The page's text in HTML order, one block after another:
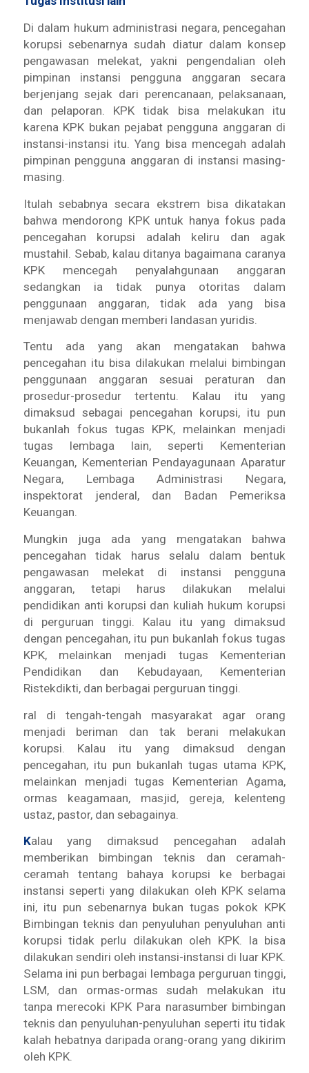
Di dalam hukum administrasi negara, pencegahan
korupsi sebenarnya sudah diatur dalam konsep
pengawasan melekat, yakni pengendalian oleh
pimpinan instansi pengguna anggaran secara
berjenjang sejak dari perencanaan, pelaksanaan,
dan pelaporan. KPK tidak bisa melakukan itu
karena KPK bukan pejabat pengguna anggaran di
instansi-instansi itu. Yang bisa mencegah adalah
pimpinan pengguna anggaran di instansi masing-
masing.
Itulah sebabnya secara ekstrem bisa dikatakan
bahwa mendorong KPK untuk hanya fokus pada
pencegahan korupsi adalah keliru dan agak
mustahil. Sebab, kalau ditanya bagaimana caranya
KPK mencegah penyalahgunaan anggaran
sedangkan ia tidak punya otoritas dalam
penggunaan anggaran, tidak ada yang bisa
menjawab dengan memberi landasan yuridis.
Tentu ada yang akan mengatakan bahwa
pencegahan itu bisa dilakukan melalui bimbingan
penggunaan anggaran sesuai peraturan dan
prosedur-prosedur tertentu. Kalau itu yang
dimaksud sebagai pencegahan korupsi, itu pun
bukanlah fokus tugas KPK, melainkan menjadi
tugas lembaga lain, seperti Kementerian
Keuangan, Kementerian Pendayagunaan Aparatur
Negara, Lembaga Administrasi Negara,
inspektorat jenderal, dan Badan Pemeriksa
Keuangan.
Mungkin juga ada yang mengatakan bahwa
pencegahan tidak harus selalu dalam bentuk
pengawasan melekat di instansi pengguna
anggaran, tetapi harus dilakukan melalui
pendidikan anti korupsi dan kuliah hukum korupsi
di perguruan tinggi. Kalau itu yang dimaksud
dengan pencegahan, itu pun bukanlah fokus tugas
KPK, melainkan menjadi tugas Kementerian
Pendidikan dan Kebudayaan, Kementerian
Ristekdikti, dan berbagai perguruan tinggi.
ral di tengah-tengah masyarakat agar orang
menjadi beriman dan tak berani melakukan
korupsi. Kalau itu yang dimaksud dengan
pencegahan, itu pun bukanlah tugas utama KPK,
melainkan menjadi tugas Kementerian Agama,
ormas keagamaan, masjid, gereja, kelenteng
ustaz, pastor, dan sebagainya.
Kalau yang dimaksud pencegahan adalah
memberikan bimbingan teknis dan ceramah-
ceramah tentang bahaya korupsi ke berbagai
instansi seperti yang dilakukan oleh KPK selama
ini, itu pun sebenarnya bukan tugas pokok KPK
Bimbingan teknis dan penyuluhan penyuluhan anti
korupsi tidak perlu dilakukan oleh KPK. Ia bisa
dilakukan sendiri oleh instansi-instansi di luar KPK.
Selama ini pun berbagai lembaga perguruan tinggi,
LSM, dan ormas-ormas sudah melakukan itu
tanpa merecoki KPK Para narasumber bimbingan
teknis dan penyuluhan-penyuluhan seperti itu tidak
kalah hebatnya daripada orang-orang yang dikirim
oleh KPK.